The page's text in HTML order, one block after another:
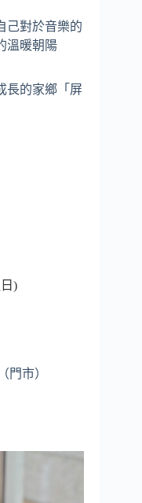
己對於音樂的
溫暖朝陽
長的家鄉「屏
)
門市）